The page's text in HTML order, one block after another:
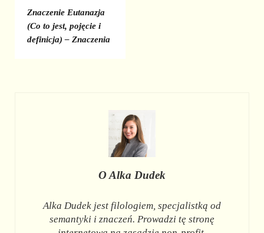
Znaczenie Eutanazja
(Co to jest, pojęcie i
definicja) – Znaczenia
OAlka Dudek
Alka Dudek jest filologiem, specjalistką od
semantyki i znaczeń. Prowadzi tę stronę